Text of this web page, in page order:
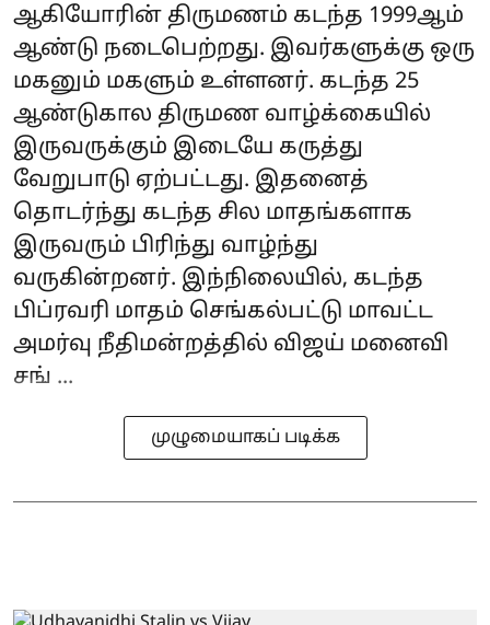
ஆகியோரின் திருமணம் கடந்த 1999ஆம்
ஆண்டு நடைபெற்றது. இவர்களுக்கு ஒரு
மகனும் மகளும் உள்ளனர். கடந்த 25
ஆண்டுகால திருமண வாழ்க்கையில்
இருவருக்கும் இடையே கருத்து
வேறுபாடு ஏற்பட்டது. இதனைத்
தொடர்ந்து கடந்த சில மாதங்களாக
இருவரும் பிரிந்து வாழ்ந்து
வருகின்றனர். இந்நிலையில், கடந்த
பிப்ரவரி மாதம் செங்கல்பட்டு மாவட்ட
அமர்வு நீதிமன்றத்தில் விஜய் மனைவி
சங் ...
முழுமையாகப் படிக்க